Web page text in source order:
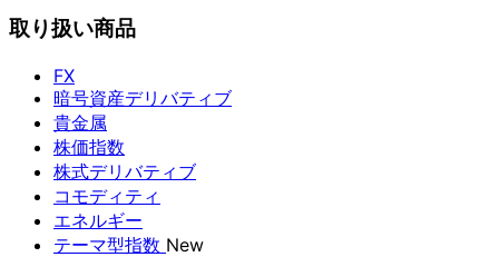
取り扱い商品
FX
暗号資産デリバティブ
貴金属
株価指数
株式デリバティブ
コモディティ
エネルギー
テーマ型指数 New